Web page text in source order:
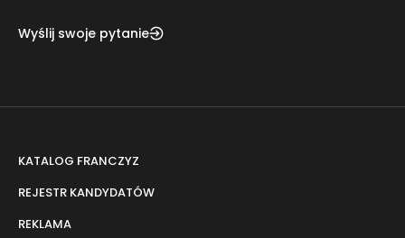
Wyślij swoje pytanie
KATALOG FRANCZYZ
REJESTR KANDYDATÓW
REKLAMA